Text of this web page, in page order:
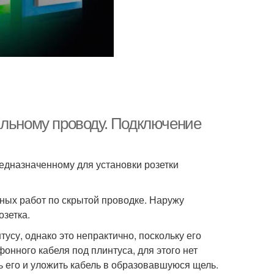
проводу. Подключение
для установки розетки
работ по скрытой проводке. Наружу
однако это непрактично, поскольку его
кабеля под плинтуса, для этого нет
его и уложить кабель в образовавшуюся щель.